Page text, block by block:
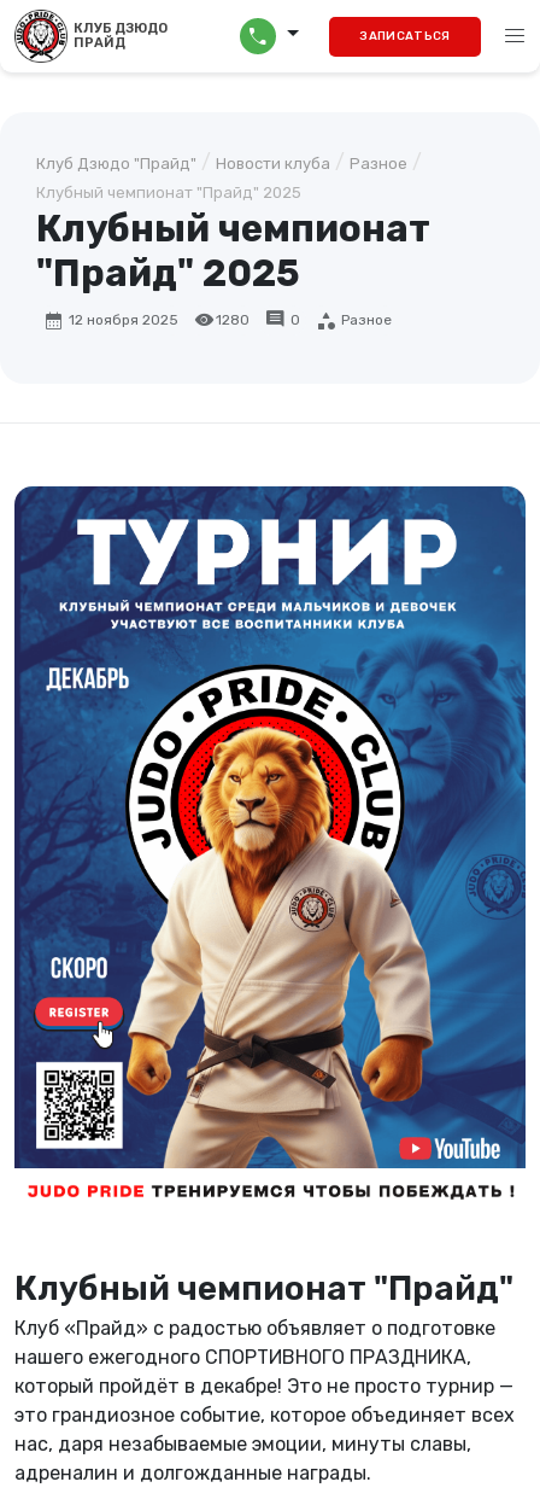
КЛУБ ДЗЮДО
ПРАЙД
call ЗАПИСАТЬСЯ menu
Клуб Дзюдо "Прайд" / Новости клуба / Разное /
Клубный чемпионат "Прайд" 2025
Клубный чемпионат
"Прайд" 2025
calendar_month 12 ноября 2025 visibility1280 comment 0 category Разное
Клубный чемпионат "Прайд"
Клуб «Прайд» с радостью объявляет о подготовке
нашего ежегодного СПОРТИВНОГО ПРАЗДНИКА,
который пройдёт в декабре! Это не просто турнир —
это грандиозное событие, которое объединяет всех
нас, даря незабываемые эмоции, минуты славы,
адреналин и долгожданные награды.